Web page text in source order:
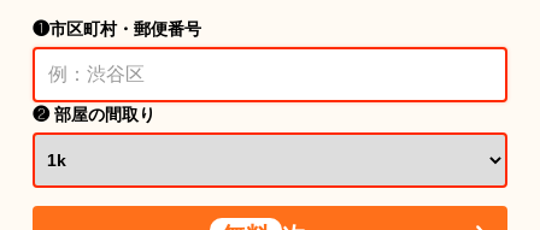
❶市区町村・郵便番号
❷ 部屋の間取り